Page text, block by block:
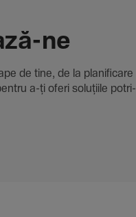
ne
de tine, de la plani­fi­care
a-ți oferi solu­țiile potri­